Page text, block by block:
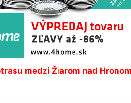
medzi Žiarom nad Hronom